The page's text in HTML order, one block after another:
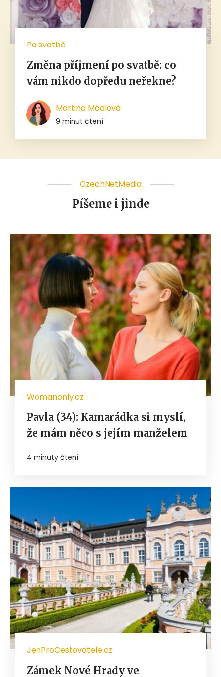
Po svatbě
Změna příjmení po svatbě: co
vám nikdo dopředu neřekne?
Martina Mádlová
9 minut čtení
CzechNetMedia
Píšeme i jinde
Womanonly.cz
Pavla (34): Kamarádka si myslí,
že mám něco s jejím manželem
4 minuty čtení
JenProCestovatele.cz
Zámek Nové Hrady ve